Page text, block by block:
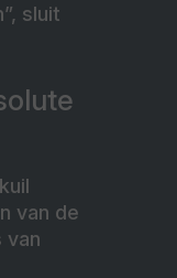
sluit
van de
van